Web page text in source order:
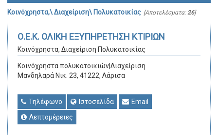
Κοινόχρηστα,\ Διαχείριση\ Πολυκατοικίας [Αποτελέσματα:26]
Ο.Ε.Κ. ΟΛΙΚΗ ΕΞΥΠΗΡΕΤΗΣΗ ΚΤIΡΙΩΝ
Κοινόχρηστα, Διαχείριση Πολυκατοικίας
Κοινόχρηστα πολυκατοικιών|Διαχείριση
Μανδηλαρά Νικ. 23, 41222, Λάρισα
Τηλέφωνο Ιστοσελίδα
Email
Λεπτομέρειες